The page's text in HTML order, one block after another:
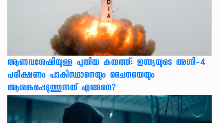
ആണവശേഷിയുള്ള പുതിയ കരുത്ത്: ഇന്ത്യയുടെ അഗ്നി-4
പരീക്ഷണം പാകിസ്ഥാനെയും ചൈനയെയും
ആശങ്കപ്പെടുത്തുന്നത് എങ്ങനെ?